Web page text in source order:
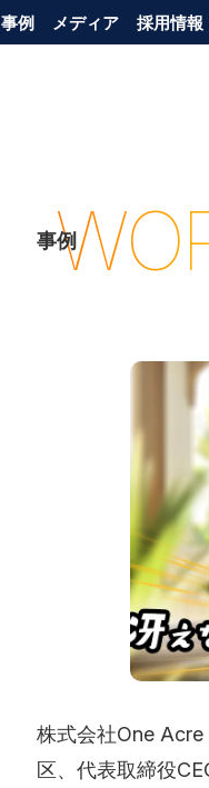
事例 メディア 採用情報
事例
株式会社One Acre
区、代表取締役